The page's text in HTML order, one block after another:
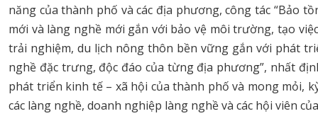
năng của thành phố và các địa phương, công tác “Bảo
mới và làng nghề mới gắn với bảo vệ môi trường, tạo
trải nghiệm, du lịch nông thôn bền vững gắn với phát
nghề đặc trưng, độc đáo của từng địa phương”, nhất
phát triển kinh tế – xã hội của thành phố và mong mỏi,
các làng nghề, doanh nghiệp làng nghề và các hội viên